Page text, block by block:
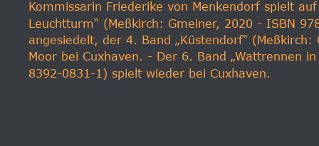
Kommissarin Friederike von Menkendorf spielt
Leuchtturm“ (Meßkirch: Gmeiner, 2020 - ISBN
angesiedelt, der 4. Band „Küstendorf“
Moor bei Cuxhaven. - Der 6. Band „Wattrennen
8392-0831-1) spielt wieder bei Cuxhaven.